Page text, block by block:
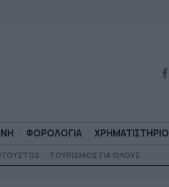
ΦΟΡΟΛΟΓΙΑ ΧΡΗΜΑΤΙΣΤΗΡΙΟ
ΤΟΥΡΙΣΜΟΣ ΓΙΑ ΟΛΟΥΣ